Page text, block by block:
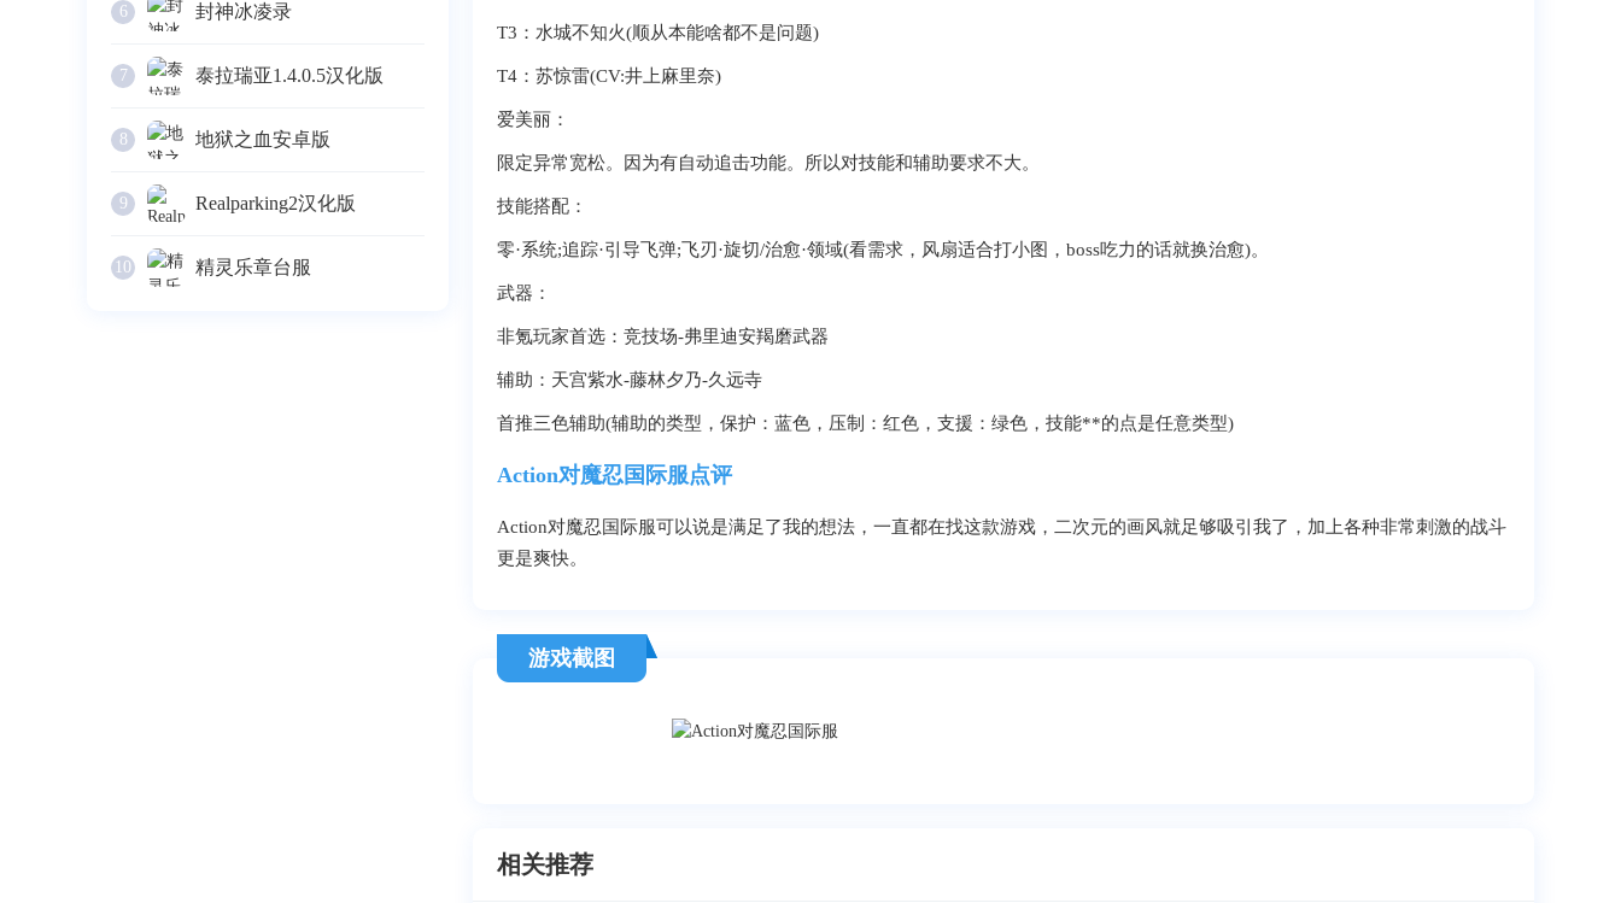
6 封神冰凌录
7 泰拉瑞亚1.4.0.5汉化版
8 地狱之血安卓版
9 Realparking2汉化版
10 精灵乐章台服
T3：水城不知火(顺从本能啥都不是问题)
T4：苏惊雷(CV:井上麻里奈)
爱美丽：
限定异常宽松。因为有自动追击功能。所以对技能和辅助要求不大。
技能搭配：
零·系统;追踪·引导飞弹;飞刃·旋切/治愈·领域(看需求，风扇适合打小图，boss吃力的话就换治愈)。
武器：
非氪玩家首选：竞技场-弗里迪安羯磨武器
辅助：天宫紫水-藤林夕乃-久远寺
首推三色辅助(辅助的类型，保护：蓝色，压制：红色，支援：绿色，技能**的点是任意类型)
Action对魔忍国际服点评
Action对魔忍国际服可以说是满足了我的想法，一直都在找这款游戏，二次元的画风就足够吸引我了，加上各种非常刺激的战斗
更是爽快。
游戏截图
相关推荐